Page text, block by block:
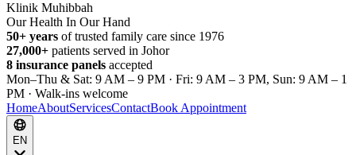
Klinik Muhibbah
Our Health In Our Hand
50+ years of trusted family care since 1976
27,000+ patients served in Johor
8 insurance panels accepted
Mon–Thu & Sat: 9 AM – 9 PM · Fri: 9 AM – 3 PM, Sun: 9 AM – 1
PM · Walk-ins welcome
HomeAboutServicesContactBook Appointment
EN